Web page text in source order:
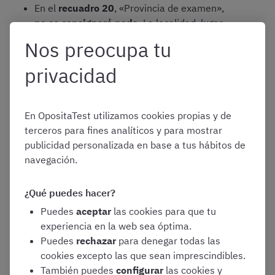
En el recuadro 20, «Provincia de examen»,
no se consignará nada. La localidad, lugar,
ejercicio de la fase de oposición se
comunicará a los aspirantes en la resolución
por la que se publican las
proceso selectivo
En elrecuadro 21, «grado de discapacidad»,
las personas aspirantes con discapacidad
podrán indicar el
solicitar, expresándolo en el recuadro 23, las
posibles adaptaciones de tiempo y medios
para la realización de los ejercicios en que
esta adaptación sea necesaria
En elrecuadro 24 , se indicará laComunidad
Autónoma en la que se ha reconocido su
Nos preocupa tu
privacidad
En OpositaTest utilizamos cookies propias y de
terceros para fines analíticos y para mostrar
publicidad personalizada en base a tus hábitos de
navegación.
¿Qué puedes hacer?
Puedes aceptar las cookies para que tu
experiencia en la web sea óptima.
Puedes rechazar para denegar todas las
cookies excepto las que sean imprescindibles.
También puedes configurar las cookies y